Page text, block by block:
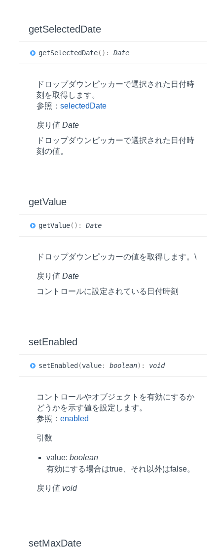
getSelectedDate
getSelectedDate( ) : Date
ドロップダウンピッカーで選択された日付時
刻を取得します。
参照： selectedDate
戻り値 Date
ドロップダウンピッカーで選択された日付時
刻の値。
getValue
getValue( ) : Date
ドロップダウンピッカーの値を取得します。\
戻り値 Date
コントロールに設定されている日付時刻
setEnabled
setEnabled (value: boolean) : void
コントロールやオブジェクトを有効にするか
どうかを示す値を設定します。
参照： enabled
引数
value: boolean
有効にする場合はtrue、それ以外はfalse。
戻り値 void
setMaxDate